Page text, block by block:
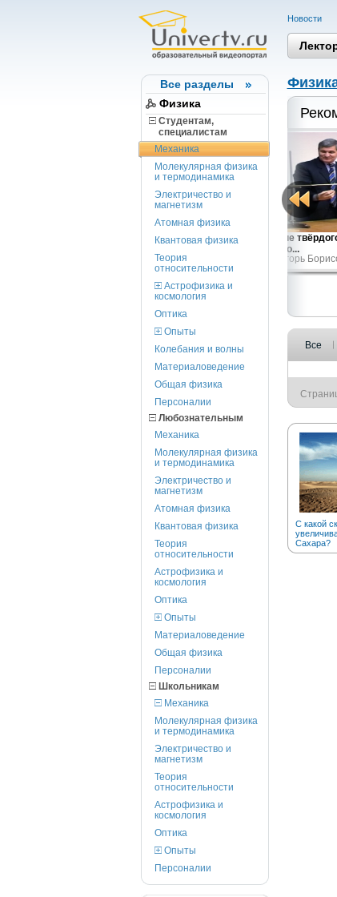
Все разделы
Физика
Студентам,
cпециалистам
Механика
Молекулярная физика
и термодинамика
Электричество и
магнетизм
Атомная физика
Квантовая физика
Теория
относительности
Астрофизика и
космология
Оптика
Опыты
Колебания и волны
Материаловедение
Общая физика
Персоналии
Любознательным
Механика
Молекулярная физика
и термодинамика
Электричество и
магнетизм
Атомная физика
Квантовая физика
Теория
относительности
Астрофизика и
космология
Оптика
Опыты
Материаловедение
Общая физика
Персоналии
Школьникам
Механика
Молекулярная физика
и термодинамика
Электричество и
магнетизм
Теория
относительности
Астрофизика и
космология
Оптика
Опыты
Персоналии
Новости
Равновесие
Абсолютно...
Доценко Игорь
Все
С какой
Сахара?